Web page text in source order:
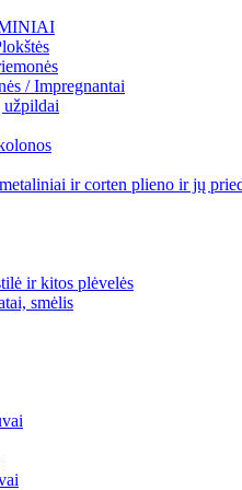
/ Impregnantai
ir corten plieno ir jų
ir kitos plėvelės
smėlis